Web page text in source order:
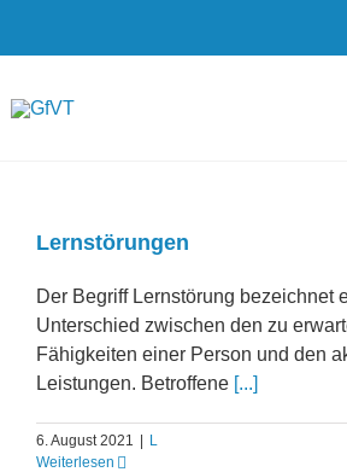
Lernstörungen
Der Begriff Lernstörung bezeichnet
Unterschied zwischen den zu
Fähigkeiten einer Person und den
Leistungen. Betroffene [...]
6. August 2021 | L
Weiterlesen